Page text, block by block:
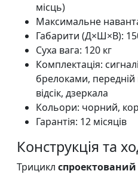
місць)
Максимальне
Габарити (Д×Ш×В):
Суха вага: 120 кг
Комплектація:
брелоками,
відсік, дзеркала
Кольори: чорний,
Гарантія: 12 місяців
Конструкція та
Трицикл спроектований